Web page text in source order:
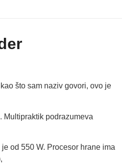
što sam naziv govori, ovo je
Multipraktik podrazumeva
od 550 W. Procesor hrane ima